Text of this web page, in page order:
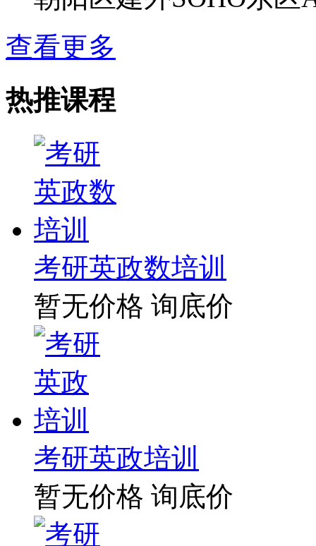
查看更多
热推课程
考研英政数培训
暂无价格 询底价
考研英政培训
暂无价格 询底价